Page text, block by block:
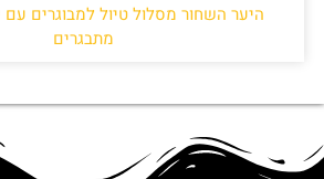
היער השחור מסלול טיול למבוגרים
מתבגרים